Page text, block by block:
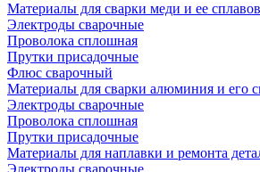
Материалы для сварки меди и ее сплавов
Электроды сварочные
Проволока сплошная
Прутки присадочные
Флюс сварочный
Материалы для сварки алюминия и его
Электроды сварочные
Проволока сплошная
Прутки присадочные
Материалы для наплавки и ремонта
Электроды сварочные